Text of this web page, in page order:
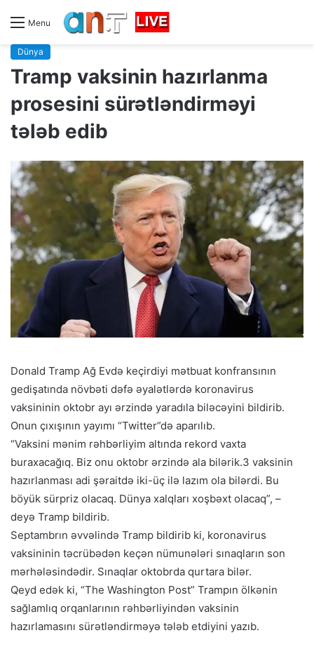
Menu
Dünya
Tramp vaksinin hazırlanma
prosesini sürətləndirməyi
tələb edib
Donald Tramp Ağ Evdə keçirdiyi mətbuat konfransının
gedişatında növbəti dəfə əyalətlərdə koronavirus
vaksininin oktobr ayı ərzində yaradıla biləcəyini bildirib.
Onun çıxışının yayımı “Twitter”də aparılıb.
“Vaksini mənim rəhbərliyim altında rekord vaxta
buraxacağıq. Biz onu oktobr ərzində ala bilərik.3 vaksinin
hazırlanması adi şəraitdə iki-üç ilə lazım ola bilərdi. Bu
böyük sürpriz olacaq. Dünya xalqları xoşbəxt olacaq”, –
deyə Tramp bildirib.
Septambrın əvvəlində Tramp bildirib ki, koronavirus
vaksininin təcrübədən keçən nümunələri sınaqların son
mərhələsindədir. Sınaqlar oktobrda qurtara bilər.
Qeyd edək ki, “The Washington Post” Trampın ölkənin
sağlamlıq orqanlarının rəhbərliyindən vaksinin
hazırlamasını sürətləndirməyə tələb etdiyini yazıb.